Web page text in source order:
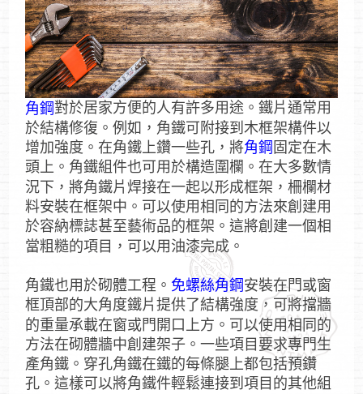
角鋼對於居家方便的人有許多用途。鐵片通常用
於結構修復。例如，角鐵可附接到木框架構件以
增加強度。在角鐵上鑽一些孔，將角鋼 固定在木
頭上。角鐵組件也可用於構造圍欄。在大多數情
況下，將角鐵片焊接在一起以形成框架，柵欄材
料安裝在框架中。可以使用相同的方法來創建用
於容納標誌甚至藝術品的框架。這將創建一個相
當粗糙的項目，可以用油漆完成。
角鐵也用於砌體工程。 免螺絲角鋼安裝在門或窗
框頂部的大角度鐵片提供了結構強度，可將擋牆
的重量承載在窗或門開口上方。可以使用相同的
方法在砌體牆中創建架子。一些項目要求專門生
產角鐵。穿孔角鐵在鐵的每條腿上都包括預鑽
孔。這樣可以將角鐵件輕鬆連接到項目的其他組